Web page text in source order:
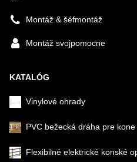
Montáž & šéfmontáž
Montáž svojpomocne
KATALÓG
Vinylové ohrady
PVC bežecká dráha pre kone
Flexibilné elektrické konské